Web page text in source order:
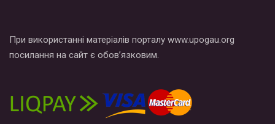
При використанні матеріалів порталу www.upogau.org
посилання на сайт є обов’язковим.